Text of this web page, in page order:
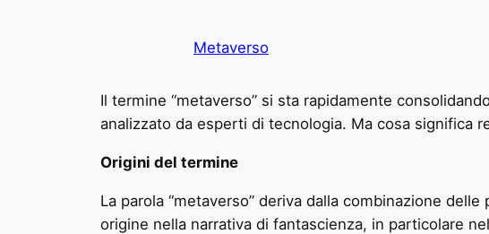
Metaverso
Il termine “metaverso” si sta rapidamente
analizzato da esperti di tecnologia. Ma cosa significa
Origini del termine
La parola “metaverso” deriva dalla combinazione
origine nella narrativa di fantascienza, in particolare